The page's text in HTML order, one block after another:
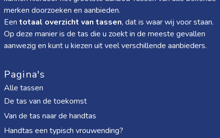
merken doorzoeken en aanbieden.
Een totaal overzicht van tassen, dat is waar wij voor staan.
Op deze manier is de tas die u zoekt in de meeste gevallen
aanwezig en kunt u kiezen uit veel verschillende aanbieders.
Pagina's
Alle tassen
De tas van de toekomst
Van de tas naar de handtas
Handtas een typisch vrouwending?